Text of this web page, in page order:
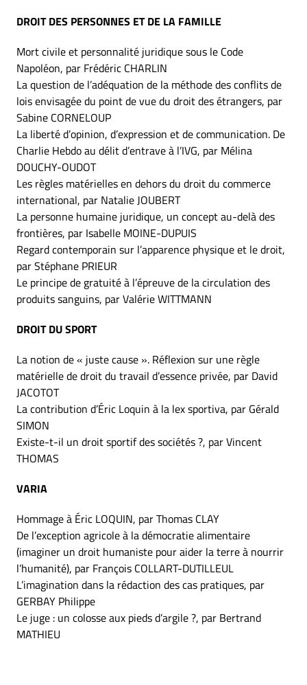
DROIT DES PERSONNES ET DE LA FAMILLE
Mort civile et personnalité juridique sous le Code
Napoléon, par Frédéric CHARLIN
La question de l’adéquation de la méthode des conflits de
lois envisagée du point de vue du droit des étrangers, par
Sabine CORNELOUP
La liberté d’opinion, d’expression et de communication. De
Charlie Hebdo au délit d’entrave à l’IVG, par Mélina
DOUCHY-OUDOT
Les règles matérielles en dehors du droit du commerce
international, par Natalie JOUBERT
La personne humaine juridique, un concept au-delà des
frontières, par Isabelle MOINE-DUPUIS
Regard contemporain sur l’apparence physique et le droit,
par Stéphane PRIEUR
Le principe de gratuité à l’épreuve de la circulation des
produits sanguins, par Valérie WITTMANN
DROIT DU SPORT
La notion de « juste cause ». Réflexion sur une règle
matérielle de droit du travail d’essence privée, par David
JACOTOT
La contribution d’Éric Loquin à la lex sportiva, par Gérald
SIMON
Existe-t-il un droit sportif des sociétés ?, par Vincent
THOMAS
VARIA
Hommage à Éric LOQUIN, par Thomas CLAY
De l’exception agricole à la démocratie alimentaire
(imaginer un droit humaniste pour aider la terre à nourrir
l’humanité), par François COLLART-DUTILLEUL
L’imagination dans la rédaction des cas pratiques, par
GERBAY Philippe
Le juge : un colosse aux pieds d’argile ?, par Bertrand
MATHIEU